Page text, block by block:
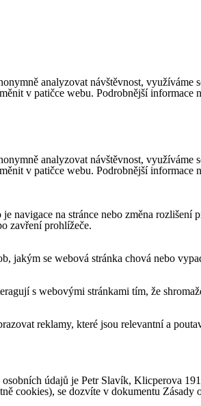
analyzovat návštěvnost,
v patičce webu. Podrobnější informace
analyzovat návštěvnost,
v patičce webu. Podrobnější informace
na stránce nebo změna rozlišení
zavření prohlížeče.
jakým se webová stránka chová nebo
s webovými stránkami tím, že
reklamy, které jsou relevantní a
údajů je Petr Slavík, Klicperova
cookies), se dozvíte v dokumentu Zásady